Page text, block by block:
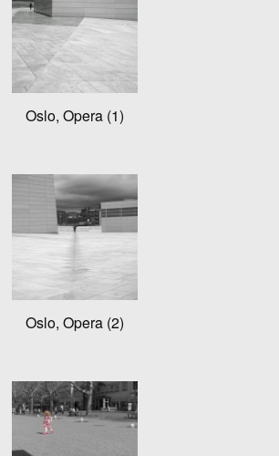
Oslo, Opera (1)
Oslo, Opera (2)